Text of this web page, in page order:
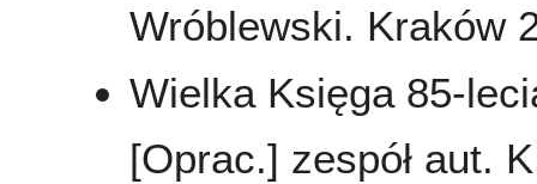
Wróblewski. Kraków
Wielka Księga 85-
[Oprac.] zespół aut.